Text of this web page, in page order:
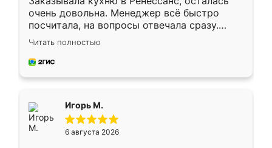
очень довольна. Менеджер всё быстро
посчитала, на вопросы отвечала сразу.
Замерщик приехал в субботу, подошёл к
делу со всей ответственностью. Собрали
за день, ребята работали аккуратно, даже
Читать полностью
Игорь М.
6 августа 2026